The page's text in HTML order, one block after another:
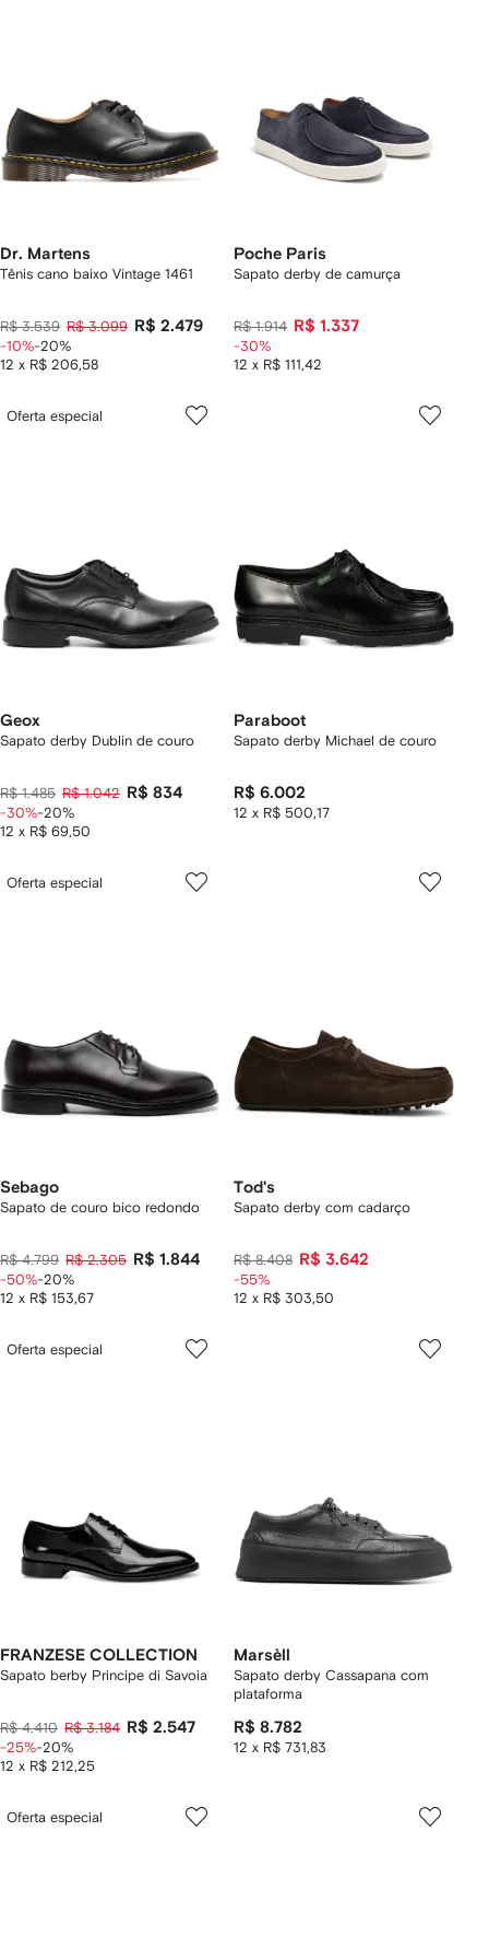
Dr. Martens
Tênis cano baixo Vintage 1461
R$ 3.539 R$ 3.099 R$ 2.479
12 x R$ 206,58
-10%-20%
Poche Paris
Sapato derby de camurça
R$ 1.914 R$ 1.337
12 x R$ 111,42
-30%
Oferta especial
Geox
Sapato derby Dublin de couro
R$ 1.485 R$ 1.042 R$ 834
12 x R$ 69,50
-30%-20%
Paraboot
Sapato derby Michael de couro
R$ 6.002
12 x R$ 500,17
Oferta especial
Sebago
Sapato de couro bico redondo
R$ 4.799 R$ 2.305 R$ 1.844
12 x R$ 153,67
-50%-20%
Tod's
Sapato derby com cadarço
R$ 8.408 R$ 3.642
12 x R$ 303,50
-55%
Oferta especial
FRANZESE COLLECTION
Sapato berby Principe di Savoia
R$ 4.410 R$ 3.184 R$ 2.547
12 x R$ 212,25
-25%-20%
Marsèll
Sapato derby Cassapana com
plataforma
R$ 8.782
12 x R$ 731,83
Oferta especial